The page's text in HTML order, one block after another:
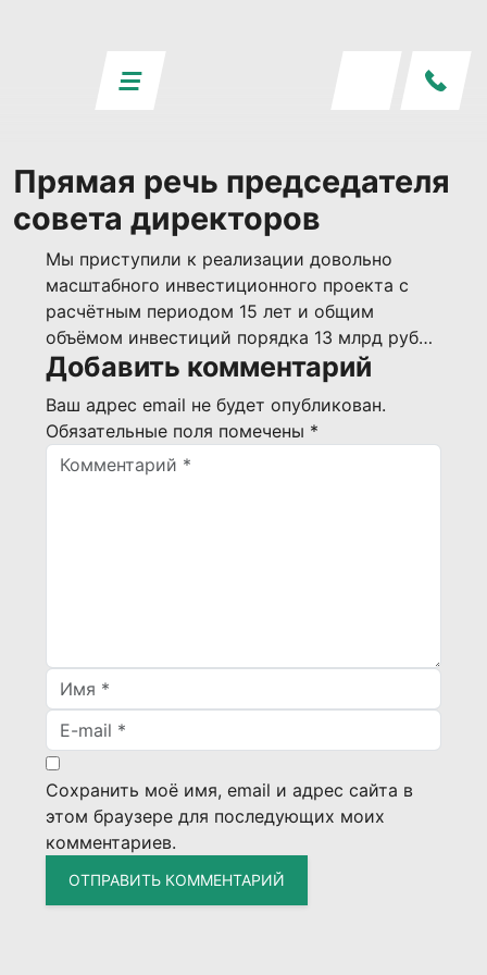
Прямая речь председателя
совета директоров
Мы приступили к реализации довольно
масштабного инвестиционного проекта с
расчётным периодом 15 лет и общим
объёмом инвестиций порядка 13 млрд руб…
Добавить комментарий
Ваш адрес email не будет опубликован.
Обязательные поля помечены *
Сохранить моё имя, email и адрес сайта в
этом браузере для последующих моих
комментариев.